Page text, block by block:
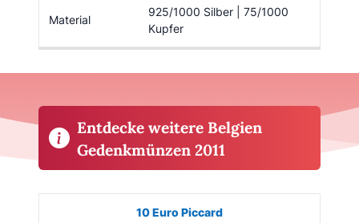
Material
925/1000 Silber | 75/1000
Kupfer
Entdecke weitere Belgien
Gedenkmünzen 2011
Ausgabe Auflage
10 Euro Piccard